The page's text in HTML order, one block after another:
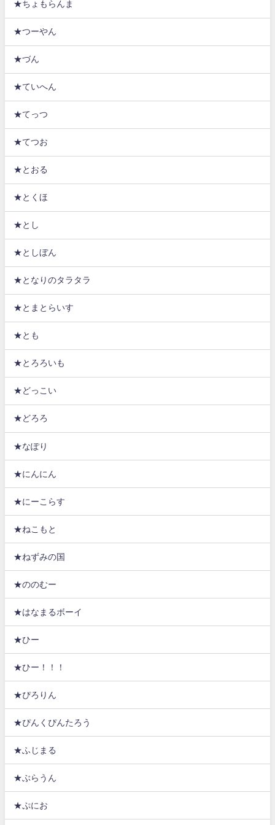
★ちょもらんま
★つーやん
★づん
★ていへん
★てっつ
★てつお
★とおる
★とくほ
★とし
★としぼん
★となりのタラタラ
★とまとらいす
★とも
★とろろいも
★どっこい
★どろろ
★なぽり
★にんにん
★にーこらす
★ねこもと
★ねずみの国
★ののむー
★はなまるボーイ
★ひー
★ひー！！！
★ぴろりん
★ぴんくぴんたろう
★ふじまる
★ぶらうん
★ぷにお